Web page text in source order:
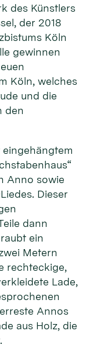
des Künstlers
der 2018
Köln
gewinnen
Köln, welches
und die
den
eingehängtem
Anno sowie
Dieser
dann
ein
Metern
rechteckige,
Lade,
Annos
aus Holz, die